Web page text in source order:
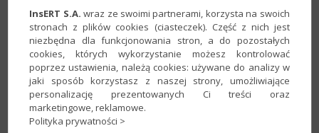
Zasady i ceny
Sprawdź
InsERT S.A. wraz ze swoimi partnerami, korzysta na swoich
stronach z plików cookies (ciasteczek). Część z nich jest
niezbędna dla funkcjonowania stron, a do pozostałych
cookies, których wykorzystanie możesz kontrolować
poprzez ustawienia, należą cookies: używane do analizy w
jaki sposób korzystasz z naszej strony, umożliwiające
personalizację prezentowanych Ci treści oraz
marketingowe, reklamowe.
Polityka prywatności >